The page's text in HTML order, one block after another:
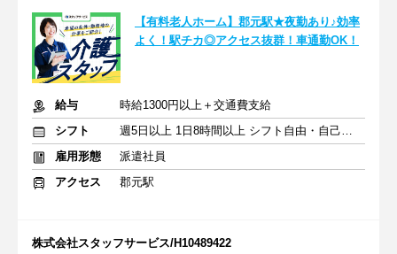
【有料老人ホーム】郡元駅★夜勤あり♪効率
よく！駅チカ◎アクセス抜群！車通勤OK！
給与
時給1300円以上＋交通費支給
シフト
週5日以上 1日8時間以上 シフト自由・自己申告
雇用形態
派遣社員
アクセス
郡元駅
株式会社スタッフサービス/H10489422